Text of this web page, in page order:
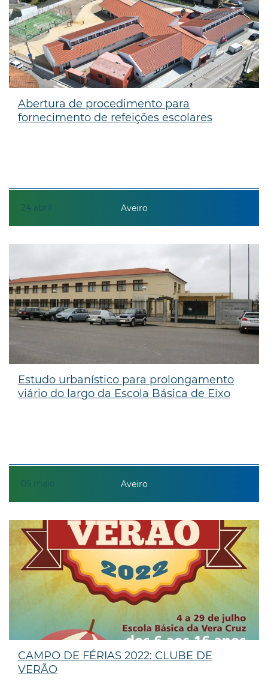
24 abril
Abertura de procedimento para
fornecimento de refeições escolares
Aveiro
05 maio
Estudo urbanístico para prolongamento
viário do largo da Escola Básica de Eixo
Aveiro
CAMPO DE FÉRIAS 2022: CLUBE DE
VERÃO